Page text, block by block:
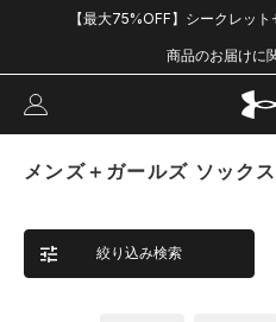
【最大75%OFF】シークレッ
商品のお届けに
メンズ＋ガールズ ソック
絞り込み検索